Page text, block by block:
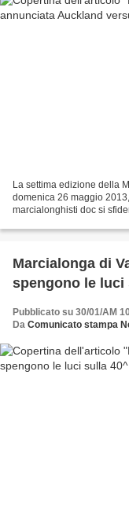
La settima edizione della
domenica 26 maggio
marcialonghisti doc si
Marcialonga di
spengono le luci
Pubblicato su 30/01/AM
Da Comunicato stampa